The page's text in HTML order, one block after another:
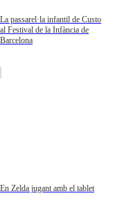
La passarel·la infantil de Custo
al Festival de la Infància de
Barcelona
En Zelda jugant amb el tablet